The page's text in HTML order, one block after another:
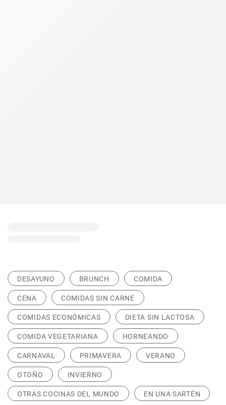
DESAYUNO BRUNCH COMIDA
CENA COMIDAS SIN CARNE
COMIDAS ECONÓMICAS DIETA SIN LACTOSA
COMIDA VEGETARIANA HORNEANDO
CARNAVAL PRIMAVERA VERANO
OTOÑO INVIERNO
OTRAS COCINAS DEL MUNDO EN UNA SARTÉN